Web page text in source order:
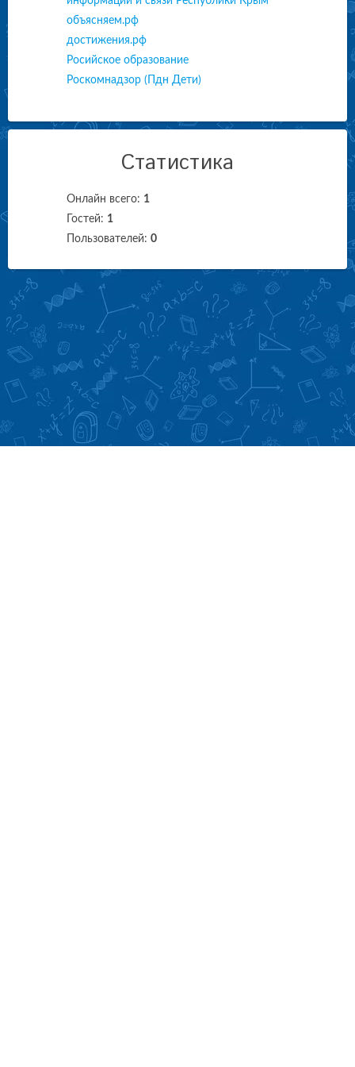
объясняем.рф
достижения.рф
Росийское образование
Роскомнадзор (Пдн Дети)
Статистика
Онлайн всего: 1
Гостей: 1
Пользователей: 0